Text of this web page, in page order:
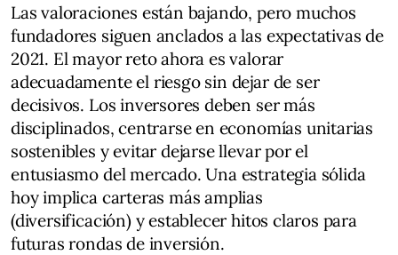
Las valoraciones están bajando, pero muchos
fundadores siguen anclados a las expectativas de
2021. El mayor reto ahora es valorar
adecuadamente el riesgo sin dejar de ser
decisivos. Los inversores deben ser más
disciplinados, centrarse en economías unitarias
sostenibles y evitar dejarse llevar por el
entusiasmo del mercado. Una estrategia sólida
hoy implica carteras más amplias
(diversificación) y establecer hitos claros para
futuras rondas de inversión.